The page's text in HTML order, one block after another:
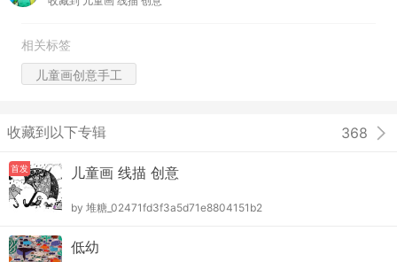
相关标签
儿童画创意手工
收藏到以下专辑 368
首发 儿童画 线描 创意
by 堆糖_02471fd3f3a5d71e8804151b2
低幼